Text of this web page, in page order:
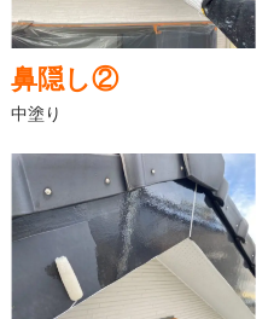
鼻隠し②
中塗り